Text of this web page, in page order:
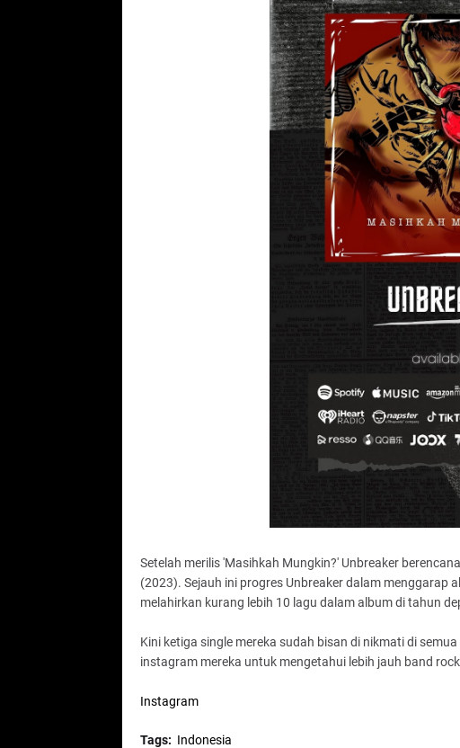
Setelah merilis 'Masihkah Mungkin?' Unbreaker
(2023). Sejauh ini progres Unbreaker dalam menggarap
melahirkan kurang lebih 10 lagu dalam album di tahun
Kini ketiga single mereka sudah bisan di nikmati di
instagram mereka untuk mengetahui lebih jauh band
Instagram
Tags: Indonesia